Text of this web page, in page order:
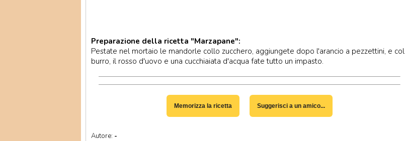
Preparazione della ricetta "Marzapane":
Pestate nel mortaio le mandorle collo zucchero, aggiungete dopo l'arancio a pezzettini, e col
burro, il rosso d'uovo e una cucchiaiata d'acqua fate tutto un impasto.
Memorizza la ricetta Suggerisci a un amico...
Autore: -